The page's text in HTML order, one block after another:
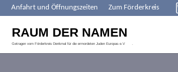
Anfahrt und Öffnungszeiten Zum Förderkreis